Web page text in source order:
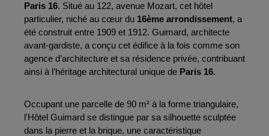
Paris 16. Situé au 122, avenue Mozart, cet hôtel
particulier, niché au cœur du 16ème arrondissement, a
été construit entre 1909 et 1912. Guimard, architecte
avant-gardiste, a conçu cet édifice à la fois comme son
agence d’architecture et sa résidence privée, contribuant
ainsi à l’héritage architectural unique de Paris 16.
Occupant une parcelle de 90 m² à la forme triangulaire,
l'Hôtel Guimard se distingue par sa silhouette sculptée
dans la pierre et la brique, une caractéristique